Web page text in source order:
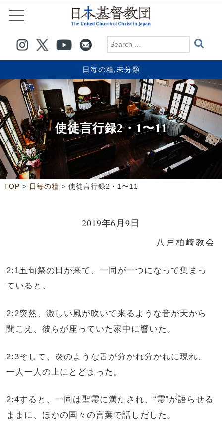
日毎の糧,未分類
使徒言行録2・1〜11
TOP > 日毎の糧 > 使徒言行録2・1〜11
2019年6月9日
八戸柏崎教会
2:1五旬祭の日が来て、一同が一つになって集まっ
ていると、
2:2突然、激しい風が吹いて来るような音が天から
聞こえ、彼らが座っていた家中に響いた。
2:3そして、炎のような舌が分かれ分かれに現れ、
一人一人の上にとどまった。
2:4すると、一同は聖霊に満たされ、“霊”が語らせる
ままに、ほかの国々の言葉で話しだした。